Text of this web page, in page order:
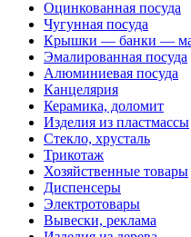
Оцинкованная посуда
Чугунная посуда
Крышки — банки —
Эмалированная посуда
Алюминиевая посуда
Канцелярия
Керамика, доломит
Изделия из пластмассы
Стекло, хрусталь
Трикотаж
Хозяйственные товары
Диспенсеры
Электротовары
Вывески, реклама